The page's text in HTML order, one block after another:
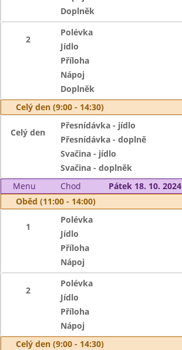
Doplněk
2
Polévka
Jídlo
Příloha
Nápoj
Doplněk
Celý den (9:00 - 14:30)
Celý den
Přesnídávka - jídlo
Přesnídávka - doplně
Svačina - jídlo
Svačina - doplněk
Menu
Chod
Pátek 18. 10. 2024
Oběd (11:00 - 14:00)
1
Polévka
Jídlo
Příloha
Nápoj
2
Polévka
Jídlo
Příloha
Nápoj
Celý den (9:00 - 14:30)